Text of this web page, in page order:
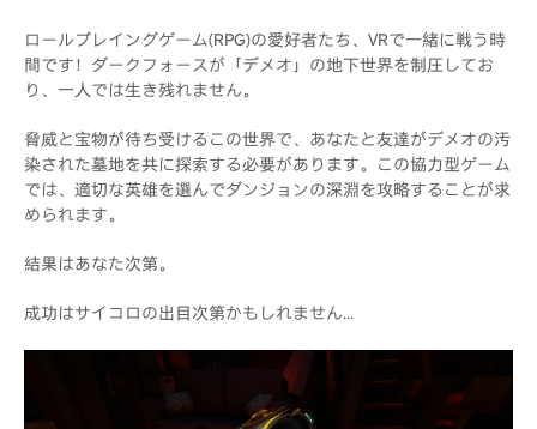
ロールプレイングゲーム(RPG)の愛好者たち、VRで一緒に戦う時
間です！ダークフォースが「デメオ」の地下世界を制圧してお
り、一人では生き残れません。
脅威と宝物が待ち受けるこの世界で、あなたと友達がデメオの汚
染された墓地を共に探索する必要があります。この協力型ゲーム
では、適切な英雄を選んでダンジョンの深淵を攻略することが求
められます。
結果はあなた次第。
成功はサイコロの出目次第かもしれません...